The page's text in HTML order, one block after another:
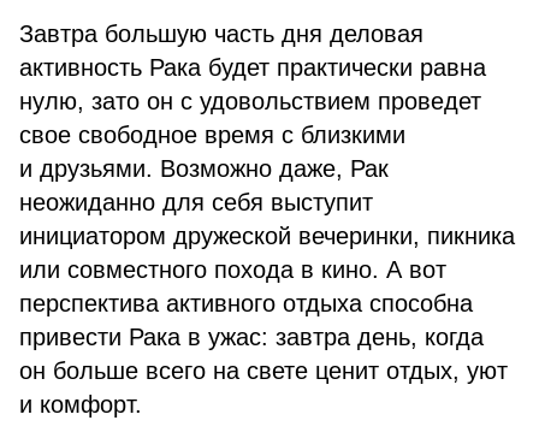
Завтра большую часть дня деловая
активность Рака будет практически равна
нулю, зато он с удовольствием проведет
свое свободное время с близкими
и друзьями. Возможно даже, Рак
неожиданно для себя выступит
инициатором дружеской вечеринки, пикника
или совместного похода в кино. А вот
перспектива активного отдыха способна
привести Рака в ужас: завтра день, когда
он больше всего на свете ценит отдых, уют
и комфорт.